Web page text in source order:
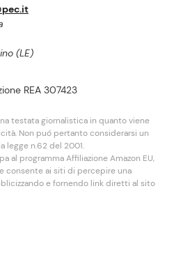
(LE)
REA 307423
testata giornalistica in quanto viene
Non puó pertanto considerarsi un
legge n.62 del 2001.
al programma Affiliazione Amazon EU,
consente ai siti di percepire una
e fornendo link diretti al sito